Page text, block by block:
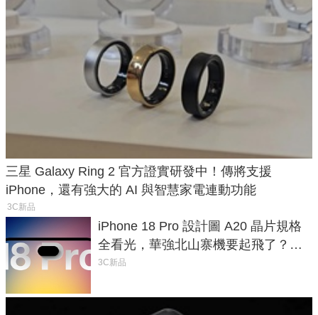
三星 Galaxy Ring 2 官方證實研發中！傳將支援
iPhone，還有強大的 AI 與智慧家電連動功能
3C新品
iPhone 18 Pro 設計圖 A20 晶片規格
全看光，華強北山寨機要起飛了？專
家曝山寨機無法復刻兩大關鍵
3C新品